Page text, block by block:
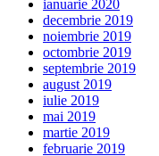
ianuarie 2020
decembrie 2019
noiembrie 2019
octombrie 2019
septembrie 2019
august 2019
iulie 2019
mai 2019
martie 2019
februarie 2019